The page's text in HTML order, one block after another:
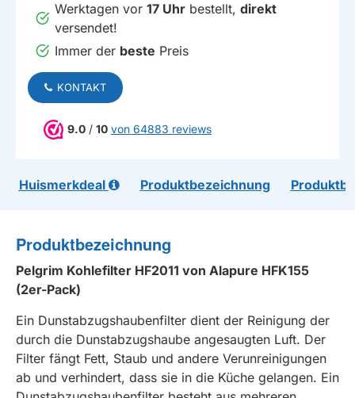
Werktagen vor 17 Uhr bestellt, direkt
versendet!
Immer der beste Preis
KONTAKT
9.0 / 10 von 64883 reviews
Huismerkdeal Produktbezeichnung
Produktbezeichnung
Pelgrim Kohlefilter HF2011 von Alapure HFK155
(2er-Pack)
Ein Dunstabzugshaubenfilter dient der Reinigung der
durch die Dunstabzugshaube angesaugten Luft. Der
Filter fängt Fett, Staub und andere Verunreinigungen
ab und verhindert, dass sie in die Küche gelangen. Ein